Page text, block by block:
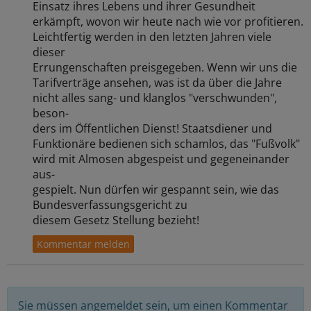
Einsatz ihres Lebens und ihrer Gesundheit
erkämpft, wovon wir heute nach wie vor profitieren.
Leichtfertig werden in den letzten Jahren viele
dieser
Errungenschaften preisgegeben. Wenn wir uns die
Tarifverträge ansehen, was ist da über die Jahre
nicht alles sang- und klanglos "verschwunden",
beson-
ders im Öffentlichen Dienst! Staatsdiener und
Funktionäre bedienen sich schamlos, das "Fußvolk"
wird mit Almosen abgespeist und gegeneinander
aus-
gespielt. Nun dürfen wir gespannt sein, wie das
Bundesverfassungsgericht zu
diesem Gesetz Stellung bezieht!
Sie müssen angemeldet sein, um einen Kommentar